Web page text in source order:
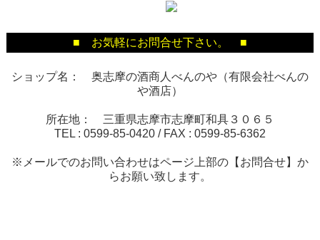
■ お気軽にお問合せ下さい。 ■
ショップ名： 奥志摩の酒商人べんのや（有限会社べんの
や酒店）
所在地： 三重県志摩市志摩町和具３０６５
TEL : 0599-85-0420 / FAX : 0599-85-6362
※メールでのお問い合わせはページ上部の【お問合せ】か
らお願い致します。